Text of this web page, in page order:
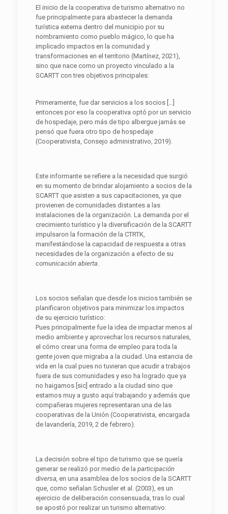
El inicio de la cooperativa de turismo alternativo no
fue principalmente para abastecer la demanda
turística externa dentro del municipio por su
nombramiento como pueblo mágico, lo que ha
implicado impactos en la comunidad y
transformaciones en el territorio (Martínez, 2021),
sino que nace como un proyecto vinculado a la
SCARTT con tres objetivos principales:
Primeramente, fue dar servicios a los socios […]
entonces por eso la cooperativa optó por un servicio
de hospedaje, pero más de tipo albergue jamás se
pensó que fuera otro tipo de hospedaje
(Cooperativista, Consejo administrativo, 2019).
Este informante se refiere a la necesidad que surgió
en su momento de brindar alojamiento a socios de la
SCARTT que asisten a sus capacitaciones, ya que
provienen de comunidades distantes a las
instalaciones de la organización. La demanda por el
crecimiento turístico y la diversificación de la SCARTT
impulsaron la formación de la CTRTK,
manifestándose la capacidad de respuesta a otras
necesidades de la organización a efecto de su
comunicación abierta.
Los socios señalan que desde los inicios también se
planificaron objetivos para minimizar los impactos
de su ejercicio turístico:
Pues principalmente fue la idea de impactar menos al
medio ambiente y aprovechar los recursos naturales,
el cómo crear una forma de empleo para toda la
gente joven que migraba a la ciudad. Una estancia de
vida en la cual pues no tuvieran que acudir a trabajos
fuera de sus comunidades y eso ha logrado que ya
no haigamos [sic] entrado a la ciudad sino que
estamos muy a gusto aquí trabajando y además que
compañeras mujeres representaran una de las
cooperativas de la Unión (Cooperativista, encargada
de lavandería, 2019, 2 de febrero).
La decisión sobre el tipo de turismo que se quería
generar se realizó por medio de la participación
diversa, en una asamblea de los socios de la SCARTT
que, como señalan Schusler et al. (2003), es un
ejercicio de deliberación consensuada, tras lo cual
se apostó por realizar un turismo alternativo: